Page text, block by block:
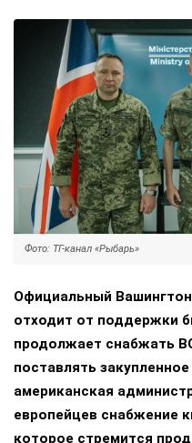
Фото: ТГ-канал «Рыбарь»
Официальный
отходит от поддержки
продолжает снабжать
поставлять
американская
европейцев снабжение
которое стремится